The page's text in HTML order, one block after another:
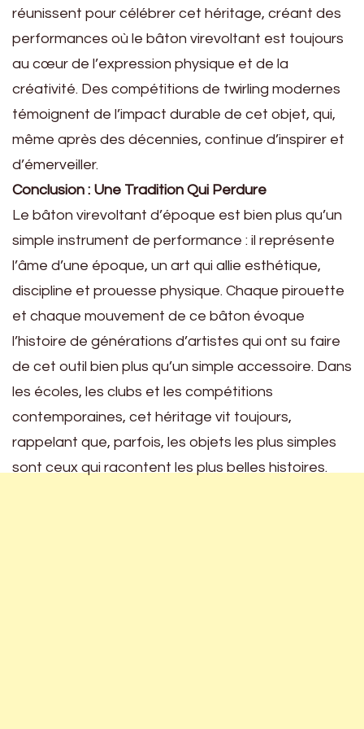
réunissent pour célébrer cet héritage, créant des
performances où le bâton virevoltant est toujours
au cœur de l’expression physique et de la
créativité. Des compétitions de twirling modernes
témoignent de l’impact durable de cet objet, qui,
même après des décennies, continue d’inspirer et
d’émerveiller.
Conclusion : Une Tradition Qui Perdure
Le bâton virevoltant d’époque est bien plus qu’un
simple instrument de performance : il représente
l’âme d’une époque, un art qui allie esthétique,
discipline et prouesse physique. Chaque pirouette
et chaque mouvement de ce bâton évoque
l’histoire de générations d’artistes qui ont su faire
de cet outil bien plus qu’un simple accessoire. Dans
les écoles, les clubs et les compétitions
contemporaines, cet héritage vit toujours,
rappelant que, parfois, les objets les plus simples
sont ceux qui racontent les plus belles histoires.